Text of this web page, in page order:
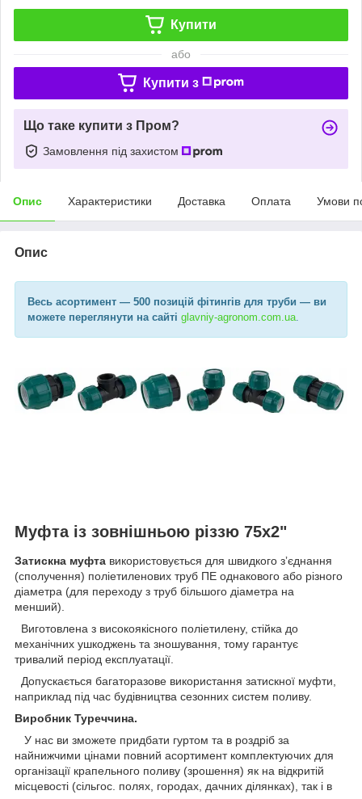
Купити
або
Купити з
Що таке купити з Пром?
Замовлення під захистом
Опис Характеристики Доставка Оплата Умови
Опис
Весь асортимент — 500 позицій фітингів для труби — ви
можете переглянути на сайті glavniy-agronom.com.ua​
Муфта із зовнішньою різзю 75х2"
Затискна муфта використовується для швидкого зʼєднання
(сполучення) поліетиленових труб ПЕ однакового або різного
діаметра (для переходу з труб більшого діаметра на
менший).
Виготовлена з високоякісного поліетилену, стійка до
механічних ушкоджень та зношування, тому гарантує
тривалий період експлуатації.
Допускається багаторазове використання затискної муфти,
наприклад під час будівництва сезонних систем поливу.
Виробник Туреччина.
У нас ви зможете придбати гуртом та в роздріб за
найнижчими цінами повний асортимент комплектуючих для
організації крапельного поливу (зрошення) як на відкритій
місцевості (сільгос. полях, городах, дачних ділянках), так і в